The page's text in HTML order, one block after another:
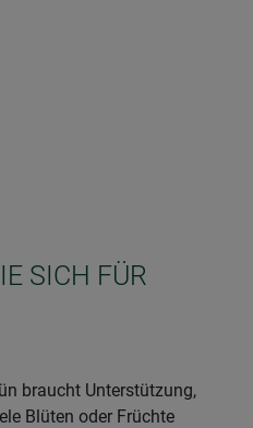
SICH FÜR
braucht Unterstützung,
Blüten oder Früchte